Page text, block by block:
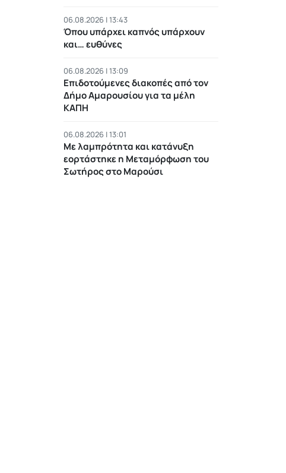
06.08.2026 | 13:43
Όπου υπάρχει καπνός υπάρχουν
και… ευθύνες
06.08.2026 | 13:09
Επιδοτούμενες διακοπές από τον
Δήμο Αμαρουσίου για τα μέλη
ΚΑΠΗ
06.08.2026 | 13:01
Με λαμπρότητα και κατάνυξη
εορτάστηκε η Μεταμόρφωση του
Σωτήρος στο Μαρούσι